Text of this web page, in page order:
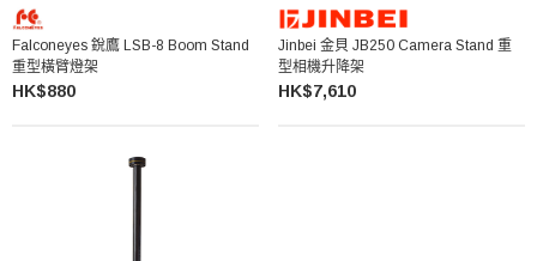
Falconeyes 銳鷹 LSB-8 Boom Stand
重型橫臂燈架
HK$880
Jinbei 金貝 JB250 Camera Stand 重
型相機升降架
HK$7,610